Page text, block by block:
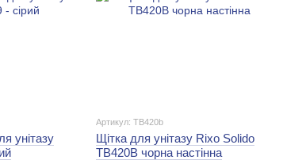
унітазу
Артикул: TB420b
Щітка для унітазу Rixo Solido
TB420B чорна настінна